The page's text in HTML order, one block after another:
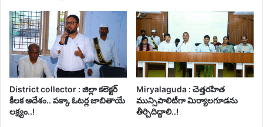
District collector : జిల్లా కలెక్టర్
కీలక ఆదేశం.. పక్కా ఓటర్ల జాబితాయే
లక్ష్యం..!
Miryalaguda : చెత్తరహిత
మున్సిపాలిటీగా మిర్యాలగూడను
తీర్చిదిద్దాలి..!